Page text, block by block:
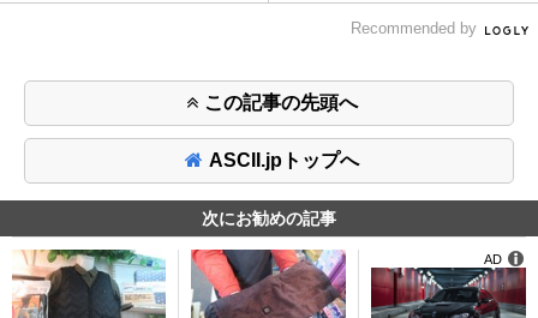
Recommended by
この記事の先頭へ
ASCII.jpトップへ
次にお勧めの記事
AD